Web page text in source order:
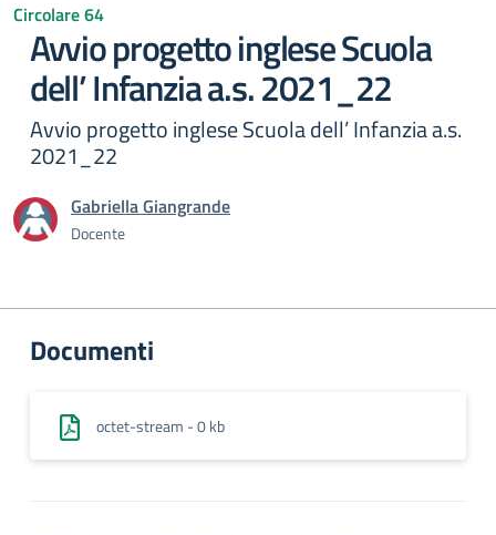
Circolare 64
Avvio progetto inglese Scuola
dell’ Infanzia a.s. 2021_22
Avvio progetto inglese Scuola dell’ Infanzia a.s.
2021_22
Gabriella Giangrande
Docente
Documenti
octet-stream - 0 kb